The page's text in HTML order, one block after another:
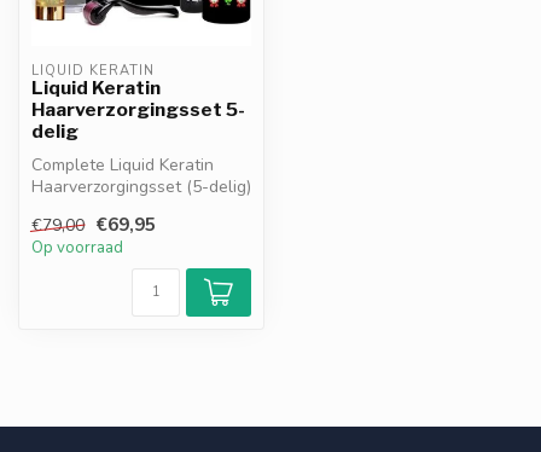
LIQUID KERATIN
Liquid Keratin
Haarverzorgingsset 5-
delig
Complete Liquid Keratin
Haarverzorgingsset (5-delig)
olie,...
€79,00 €69,95
Op voorraad